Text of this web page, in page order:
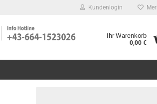
Kundenlogin
Ihr Warenkorb
0,00 €